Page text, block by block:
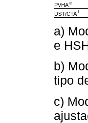
PVHA e
DST/CTA f
a)
e
b)
tipo
c)